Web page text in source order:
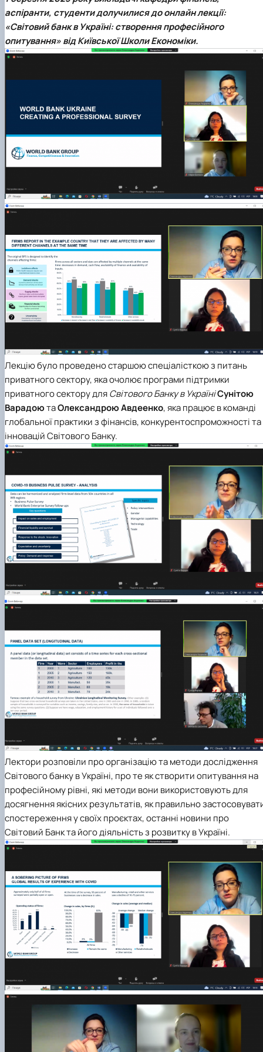
аспіранти, студенти долучилися до онлайн лекції:
«Світовий банк в Україні: створення професійного
опитування» від Київської Школи Економіки.
Лекцію було проведено старшою спеціалісткою з питань
приватного сектору, яка очолює програми підтримки
приватного сектору дляСвітового Банку в УкраїніСунітою
ВарадоютаОлександрою Авдеенко, яка працює в команді
глобальної практики з фінансів, конкурентоспроможності та
інновацій Світового Банку.
Лектори розповіли про організацію та методи дослідження
Світового банку в Україні, про те як створити опитування на
професійному рівні, які методи вони використовують для
досягнення якісних результатів, як правильно
спостереження у своїх проєктах, останні новини про
Світовий Банк та його діяльність з розвитку в Україні.